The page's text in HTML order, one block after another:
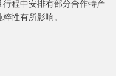
程中安排有部分合作特产
性有所影响。